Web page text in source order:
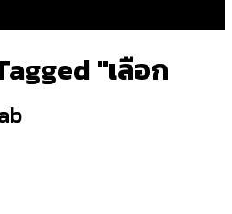
ปี 70 ของ กทม. สำนักการ
มีเพียง 5 เขตที่งบเพิ่ม
"เลือก